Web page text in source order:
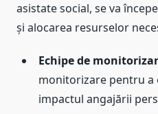
asistate social, se va
și alocarea resurselor
Echipe de
monitorizare pentru a
impactul angajării